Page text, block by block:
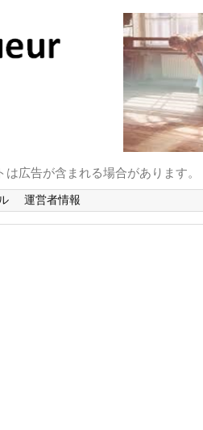
広告が含まれる場合があります。
運営者情報